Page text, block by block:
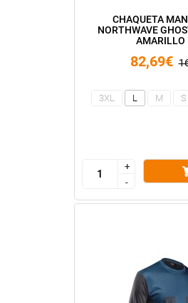
CHAQUETA
NORTHWAVE
AMARILLO
82,69€
3XL L M S
+
-
+
-